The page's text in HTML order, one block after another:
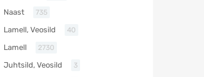
Naast 735
Lamell, Veosild 40
Lamell 2730
Juhtsild, Veosild 3